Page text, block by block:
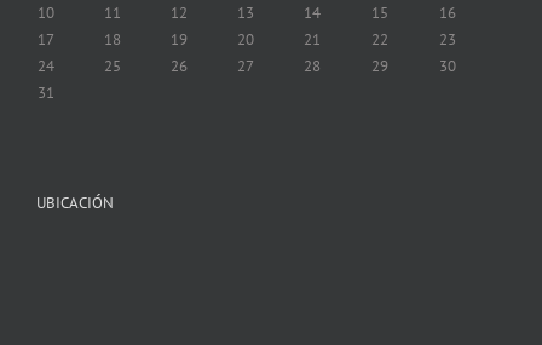
10
11 12 13 14 15
16
17
18 19 20 21 22
23
24
25 26 27 28 29
30
31
UBICACIÓN